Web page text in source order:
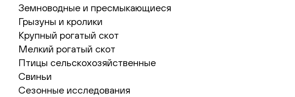
Земноводные и пресмыкающиеся
Грызуны и кролики
Крупный рогатый скот
Мелкий рогатый скот
Птицы сельскохозяйственные
Свиньи
Сезонные исследования